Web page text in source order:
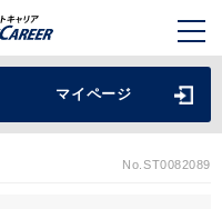
マイページ
No.ST0082089